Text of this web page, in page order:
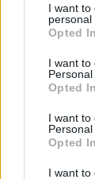
I want to
personal
Opted In
I want to
Personal
Opted In
I want to
Personal
Opted In
I want to